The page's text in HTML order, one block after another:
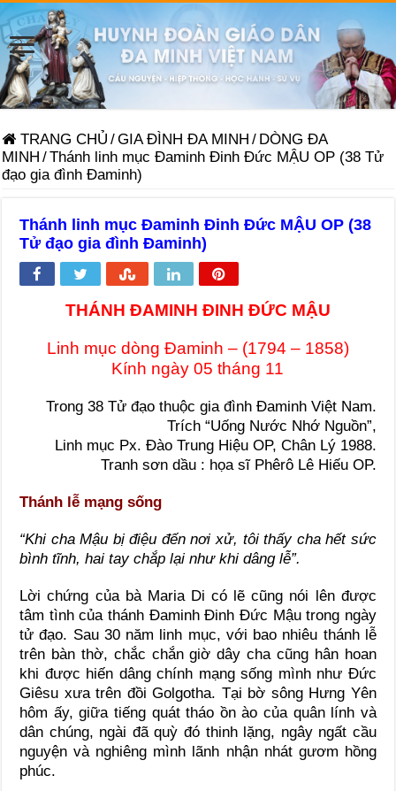
TRANG CHỦ /GIA ĐÌNH ĐA MINH / DÒNG ĐA
MINH /Thánh linh mục Đaminh Đinh Đức MẬU OP (38 Tử
đạo gia đình Đaminh)
Thánh linh mục Đaminh Đinh Đức MẬU OP (38
Tử đạo gia đình Đaminh)
THÁNH ĐAMINH ĐINH ĐỨC MẬU
Linh mục dòng Đaminh – (1794 – 1858)
Kính ngày 05 tháng 11
Trong 38 Tử đạo thuộc gia đình Đaminh Việt Nam.
Trích “Uống Nước Nhớ Nguồn”,
Linh mục Px. Đào Trung Hiệu OP, Chân Lý 1988.
Tranh sơn dầu : họa sĩ Phêrô Lê Hiếu OP.
Thánh lễ mạng sống
“Khi cha Mậu bị điệu đến nơi xử, tôi thấy cha hết sức
bình tĩnh, hai tay chắp lại như khi dâng lễ”.
Lời chứng của bà Maria Di có lẽ cũng nói lên được
tâm tình của thánh Đaminh Đinh Đức Mậu trong ngày
tử đạo. Sau 30 năm linh mục, với bao nhiêu thánh lễ
trên bàn thờ, chắc chắn giờ dây cha cũng hân hoan
khi được hiến dâng chính mạng sống mình như Đức
Giêsu xưa trên đồi Golgotha. Tại bờ sông Hưng Yên
hôm ấy, giữa tiếng quát tháo ồn ào của quân lính và
dân chúng, ngài đã quỳ đó thinh lặng, ngây ngất cầu
nguyện và nghiêng mình lãnh nhận nhát gươm hồng
phúc.